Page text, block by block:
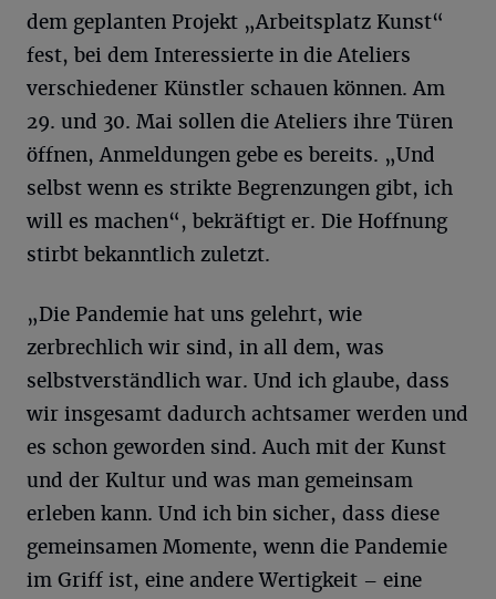
dem geplanten Projekt „Arbeitsplatz Kunst“
fest, bei dem Interessierte in die Ateliers
verschiedener Künstler schauen können. Am
29. und 30. Mai sollen die Ateliers ihre Türen
öffnen, Anmeldungen gebe es bereits. „Und
selbst wenn es strikte Begrenzungen gibt, ich
will es machen“, bekräftigt er. Die Hoffnung
stirbt bekanntlich zuletzt.
„Die Pandemie hat uns gelehrt, wie
zerbrechlich wir sind, in all dem, was
selbstverständlich war. Und ich glaube, dass
wir insgesamt dadurch achtsamer werden und
es schon geworden sind. Auch mit der Kunst
und der Kultur und was man gemeinsam
erleben kann. Und ich bin sicher, dass diese
gemeinsamen Momente, wenn die Pandemie
im Griff ist, eine andere Wertigkeit – eine